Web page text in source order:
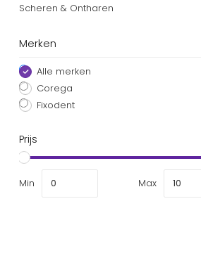
Scheren & Ontharen
Merken
Alle merken
Corega
Fixodent
Prijs
Min Max